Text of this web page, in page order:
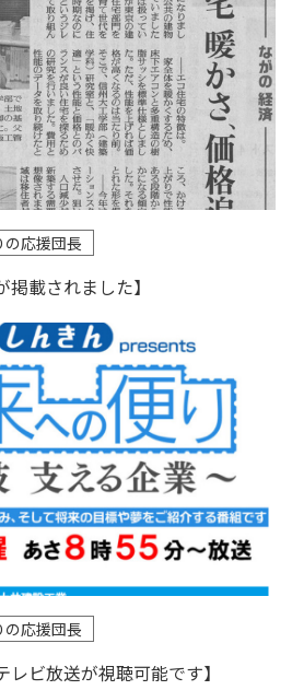
の応援団長
掲載されました】
の応援団長
レビ放送が視聴可能です】